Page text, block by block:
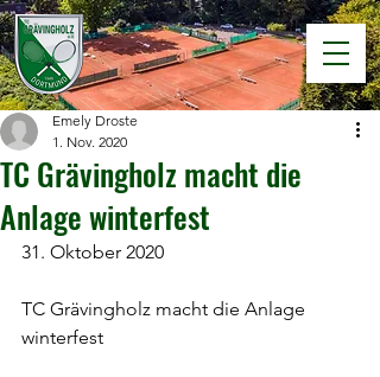
TC Grävingholz macht die
Anlage winterfest
Emely Droste
1. Nov. 2020
31. Oktober 2020
TC Grävingholz macht die Anlage
winterfest